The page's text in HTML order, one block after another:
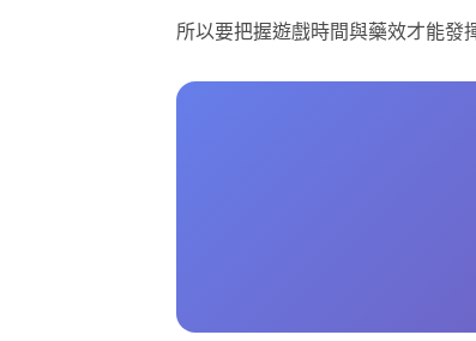
所以要把握遊戲時間與藥效才能發